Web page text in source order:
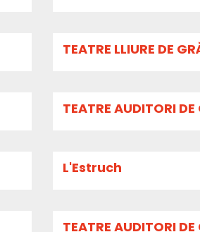
TEATRE LLIURE DE
TEATRE AUDITORI DE
L'Estruch
TEATRE AUDITORI DE